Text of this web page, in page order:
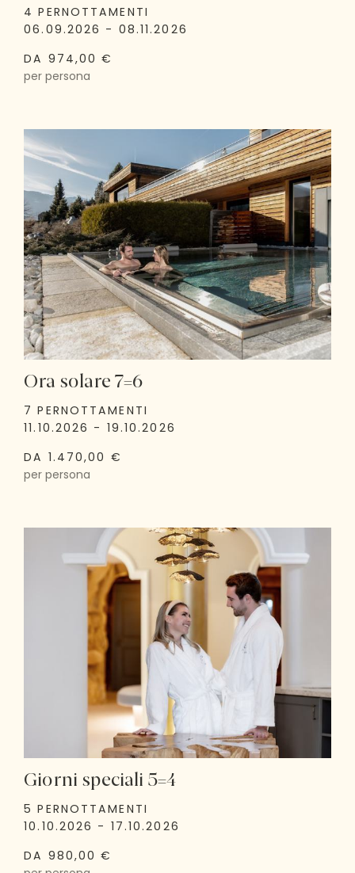
4 PERNOTTAMENTI
06.09.2026 - 08.11.2026
DA 974,00 €
per persona
Ora solare 7=6
7 PERNOTTAMENTI
11.10.2026 - 19.10.2026
DA 1.470,00 €
per persona
Giorni speciali 5=4
5 PERNOTTAMENTI
10.10.2026 - 17.10.2026
DA 980,00 €